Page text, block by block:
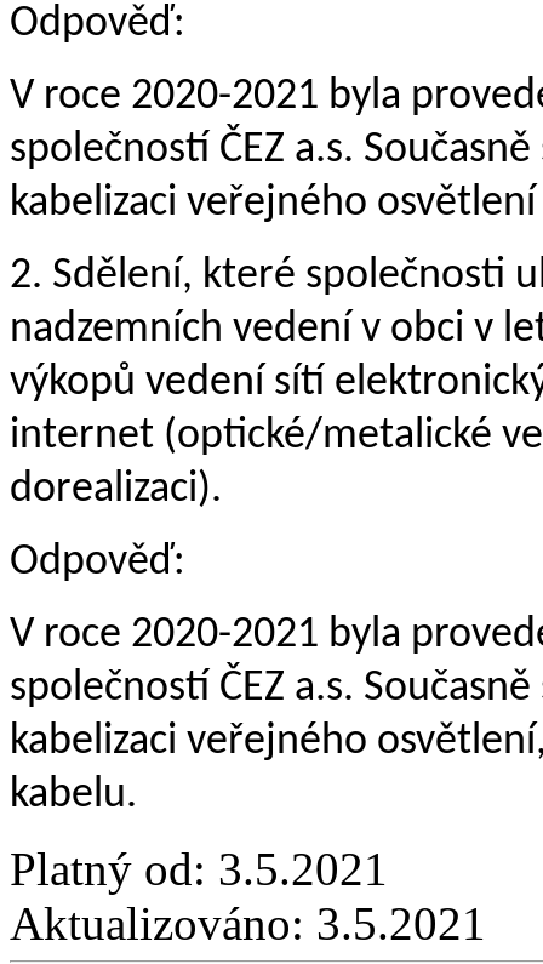
Odpověď:
V roce 2020-2021 byla
společností ČEZ a.s.
kabelizaci veřejného
2. Sdělení, které společnosti
nadzemních vedení v obci v
výkopů vedení sítí
internet (optické/metalické
dorealizaci).
Odpověď:
V roce 2020-2021 byla
společností ČEZ a.s.
kabelizaci veřejného
kabelu.
Platný od: 3.5.2021
Aktualizováno: 3.5.2021